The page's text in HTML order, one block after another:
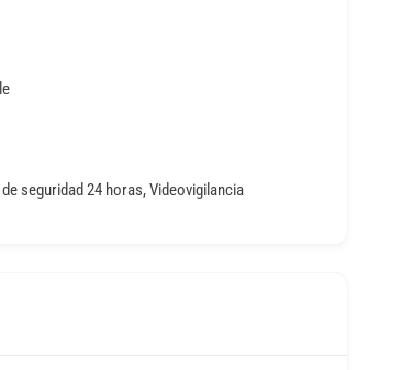
seguridad 24 horas, Videovigilancia